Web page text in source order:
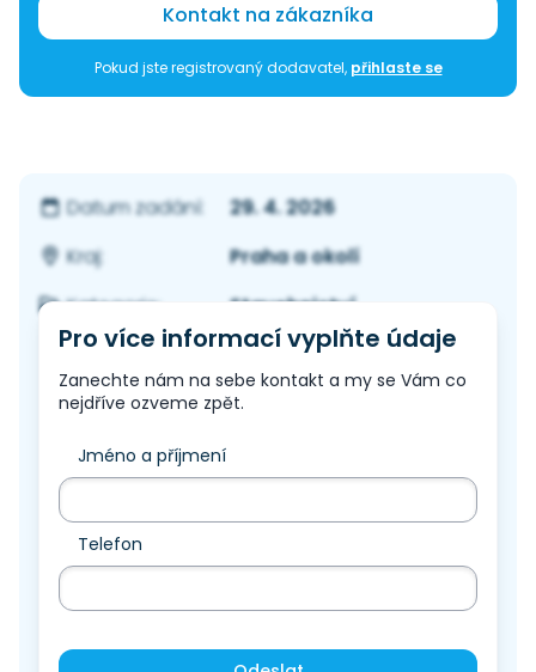
Kontakt na zákazníka
Pokud jste registrovaný dodavatel, přihlaste se
Datum zadání:
29. 4. 2026
Kraj:
Praha a okolí
Kategorie:
Stavebnictví
Pro více informací vyplňte údaje
Zanechte nám na sebe kontakt a my se Vám co
nejdříve ozveme zpět.
Jméno a příjmení
Telefon